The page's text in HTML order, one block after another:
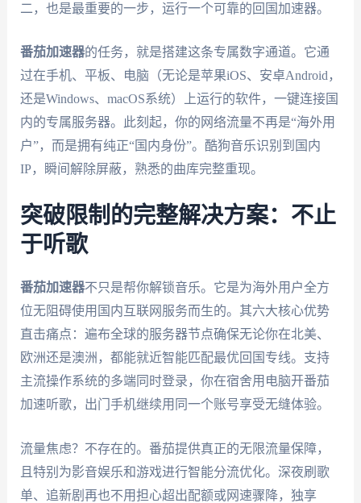
二，也是最重要的一步，运行一个可靠的回国加速器。
番茄加速器的任务，就是搭建这条专属数字通道。它通
过在手机、平板、电脑（无论是苹果iOS、安卓Android，
还是Windows、macOS系统）上运行的软件，一键连接国
内的专属服务器。此刻起，你的网络流量不再是“海外用
户”，而是拥有纯正“国内身份”。酷狗音乐识别到国内
IP，瞬间解除屏蔽，熟悉的曲库完整重现。
突破限制的完整解决方案：不止
于听歌
番茄加速器不只是帮你解锁音乐。它是为海外用户全方
位无阻碍使用国内互联网服务而生的。其六大核心优势
直击痛点：遍布全球的服务器节点确保无论你在北美、
欧洲还是澳洲，都能就近智能匹配最优回国专线。支持
主流操作系统的多端同时登录，你在宿舍用电脑开番茄
加速听歌，出门手机继续用同一个账号享受无缝体验。
流量焦虑？不存在的。番茄提供真正的无限流量保障，
且特别为影音娱乐和游戏进行智能分流优化。深夜刷歌
单、追新剧再也不用担心超出配额或网速骤降，独享